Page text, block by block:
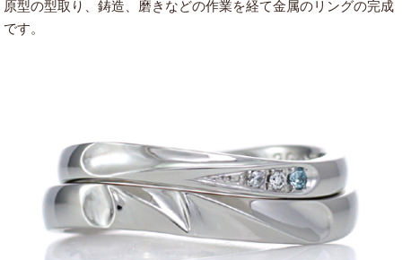
原型の型取り、鋳造、磨きなどの作業を経て金属のリングの完成
です。